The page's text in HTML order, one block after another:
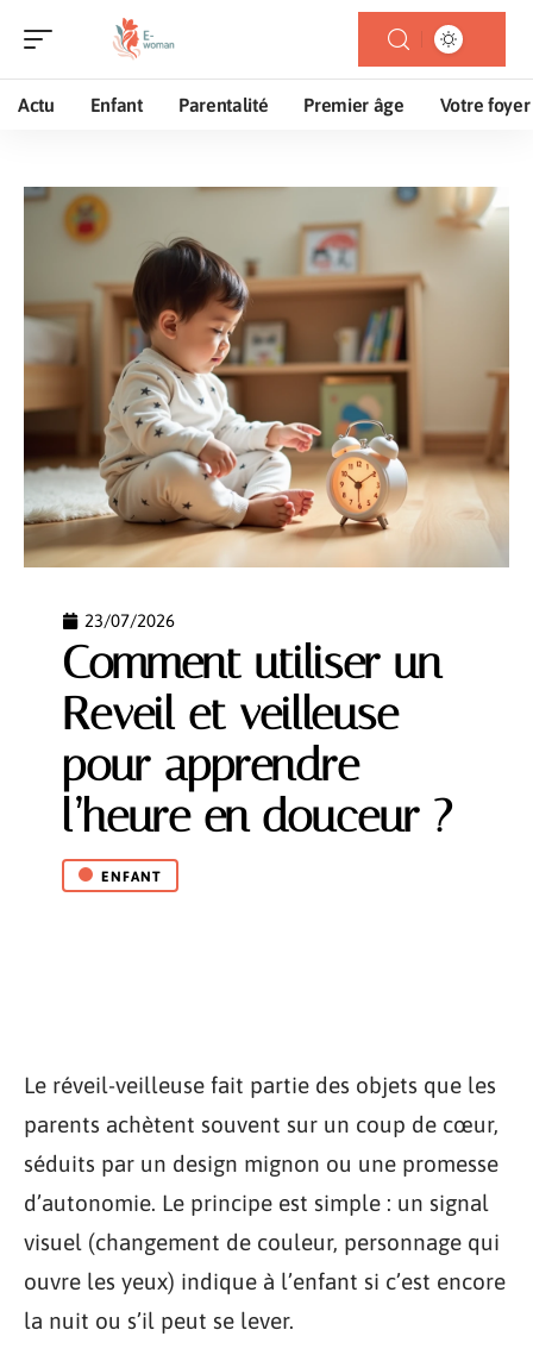
Actu Enfant Parentalité Premier âge Votre foyer
23/07/2026
Comment utiliser un
Reveil et veilleuse
pour apprendre
l’heure en douceur ?
ENFANT
Le réveil-veilleuse fait partie des objets que les
parents achètent souvent sur un coup de cœur,
séduits par un design mignon ou une promesse
d’autonomie. Le principe est simple : un signal
visuel (changement de couleur, personnage qui
ouvre les yeux) indique à l’enfant si c’est encore
la nuit ou s’il peut se lever.